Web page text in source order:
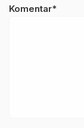
Komentar*